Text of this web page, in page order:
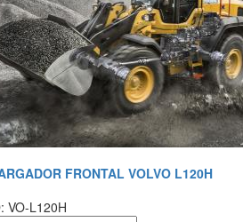
FRONTAL VOLVO L120H
VO-L120H